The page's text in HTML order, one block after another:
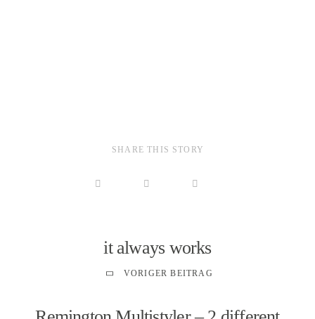
SHARE THIS STORY
it always works
VORIGER BEITRAG